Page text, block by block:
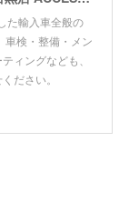
た輸入車全般の
車検・整備・メン
ィングなども、
ださい。